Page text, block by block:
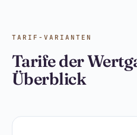
TARIF-VARIANTEN
Tarife der
Überblick